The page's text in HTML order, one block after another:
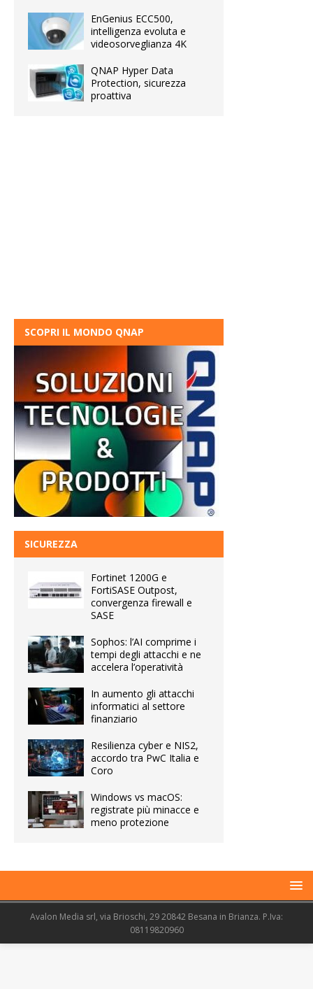
EnGenius ECC500,
intelligenza evoluta e
videosorveglianza 4K
QNAP Hyper Data
Protection, sicurezza
proattiva
SCOPRI IL MONDO QNAP
SICUREZZA
Fortinet 1200G e
FortiSASE Outpost,
convergenza firewall e
SASE
Sophos: l’AI comprime i
tempi degli attacchi e ne
accelera l’operatività
In aumento gli attacchi
informatici al settore
finanziario
Resilienza cyber e NIS2,
accordo tra PwC Italia e
Coro
Windows vs macOS:
registrate più minacce e
meno protezione
Avalon Media srl, via Brioschi, 29 20842 Besana in Brianza. P.Iva:
08119820960